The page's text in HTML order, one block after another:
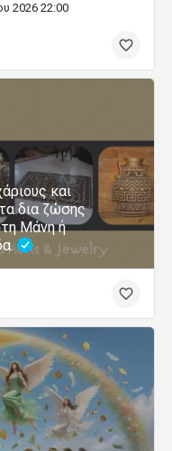
2026 22:00
και
δια ζώσης
Μάνη ή